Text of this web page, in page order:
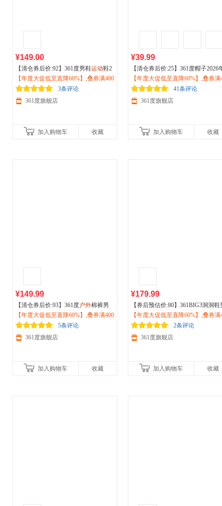
¥149.00
【清仓券后价:92】361度男鞋运动鞋2
026春秋季透气舒适户外休闲运动鞋57
2513306
【年度大促低至直降60%】,叠券满400
减150/600减230,立即抢购！
3条评论
361度旗舰店
加入购物车 收藏
¥39.99
【清仓券后价:25】361度帽子2026
夏季新款棒球帽户外运动防紫外线
阳帽百搭鸭舌帽612332001
【年度大促低至直降60%】,叠券满
减150/600减230,立即抢购！
41条评论
361度旗舰店
加入购物车 收藏
¥149.99
【清仓券后价:93】361度户外棉裤男
士运动裤冬季保暖防泼水加绒休闲长
裤652544709
【年度大促低至直降60%】,叠券满400
减150/600减230,立即抢购！
5条评论
361度旗舰店
加入购物车 收藏
¥179.99
【券后预估价:80】361BIG3洞洞鞋
鞋运动鞋夏季透气潮流溯溪鞋休闲
户外凉拖鞋男672426717
【年度大促低至直降60%】,叠券满
减150/600减230,立即抢购！
2条评论
361度旗舰店
加入购物车 收藏